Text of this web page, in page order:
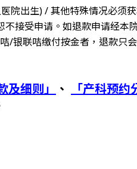
院出生) / 其他特殊情况必须
接受申请。如退款申请经本
/银联咭缴付按金者，退款只
及细则」 、
「产科预